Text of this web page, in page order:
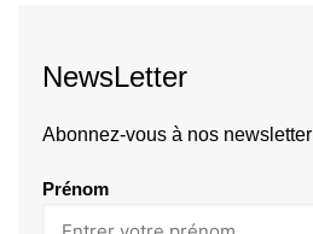
NewsLetter
Abonnez-vous à nos newsletter
Prénom